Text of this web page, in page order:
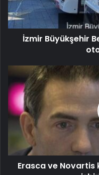
İzmir Büyükşehir
Erasca ve Novartis